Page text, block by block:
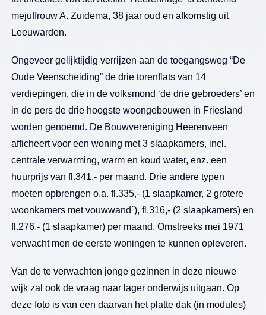
mejuffrouw A. Zuidema, 38 jaar oud en afkomstig uit
Leeuwarden.
Ongeveer gelijktijdig verrijzen aan de toegangsweg “De
Oude Veenscheiding” de drie torenflats van 14
verdiepingen, die in de volksmond ‘de drie gebroeders’ en
in de pers de drie hoogste woongebouwen in Friesland
worden genoemd. De Bouwvereniging Heerenveen
afficheert voor een woning met 3 slaapkamers, incl.
centrale verwarming, warm en koud water, enz. een
huurprijs van fl.341,- per maand. Drie andere typen
moeten opbrengen o.a. fl.335,- (1 slaapkamer, 2 grotere
woonkamers met vouwwand`), fl.316,- (2 slaapkamers) en
fl.276,- (1 slaapkamer) per maand. Omstreeks mei 1971
verwacht men de eerste woningen te kunnen opleveren.
Van de te verwachten jonge gezinnen in deze nieuwe
wijk zal ook de vraag naar lager onderwijs uitgaan. Op
deze foto is van een daarvan het platte dak (in modules)